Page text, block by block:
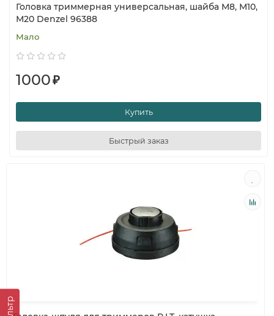
Головка триммерная универсальная, шайба М8, М10,
М20 Denzel 96388
Мало
1000₽
Купить
Быстрый заказ